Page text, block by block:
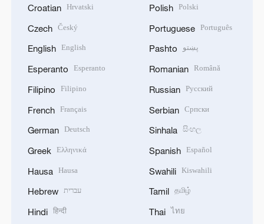
Croatian Hrvatski
Czech Český
English English
Esperanto Esperanto
Filipino Filipino
French Français
German Deutsch
Greek Ελληνικά
Hausa Hausa
Hebrew עברית
Hindi हिन्दी
Polish Polski
Portuguese Português
Pashto پښتو
Romanian Română
Russian Русский
Serbian Српски
Sinhala සිංහල
Spanish Español
Swahili Kiswahili
Tamil தமிழ்
Thai ไทย